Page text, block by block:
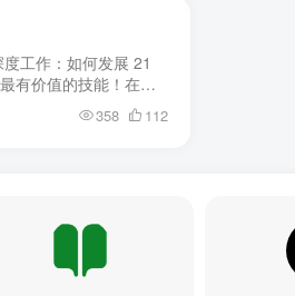
工作：如何发展 21
有价值的技能！在这
心的...
358 112